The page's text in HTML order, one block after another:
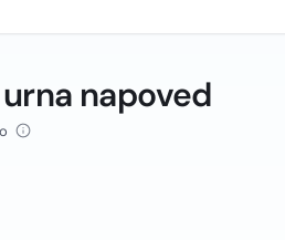
napoved